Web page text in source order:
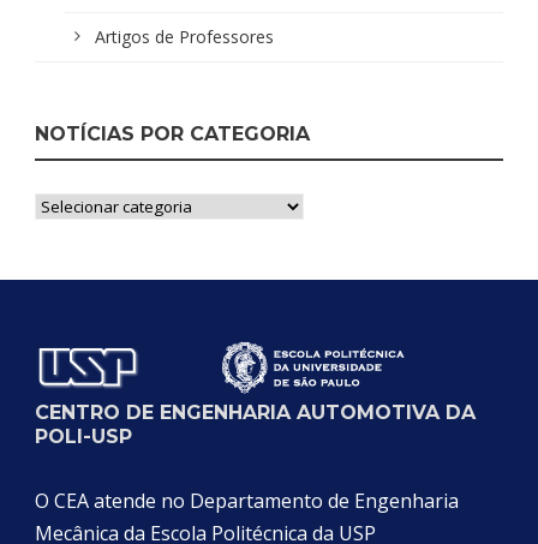
Artigos de Professores
NOTÍCIAS POR CATEGORIA
Notícias
CENTRO DE ENGENHARIA AUTOMOTIVA DA
POLI-USP
O CEA atende no Departamento de Engenharia
Mecânica da Escola Politécnica da USP